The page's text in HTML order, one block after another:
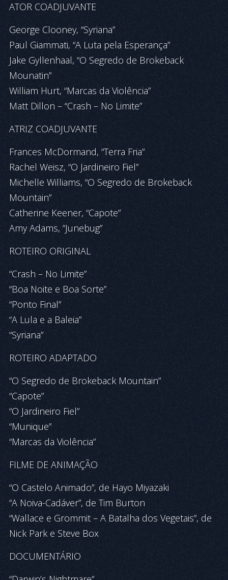
ATOR COADJUVANTE
George Clooney, “Syriana”
Paul Giammati, “A Luta pela Esperança”
Jake Gyllenhaal, “O Segredo de Brokeback
Mounatin”
William Hurt, “Marcas da Violência”
Matt Dillon – “Crash – No Limite”
ATRIZ COADJUVANTE
Frances McDormand, “Terra Fria”
Rachel Weisz, “O Jardineiro Fiel”
Michelle Williams, “O Segredo de Brokeback
Mountain”
Catherine Keener, “Capote”
Amy Adams, “Junebug”
ROTEIRO ORIGINAL
“Crash – No Limite”
“Boa Noite e Boa Sorte”
“Ponto Final”
“A Lula e a Baleia”
“Syriana”
ROTEIRO ADAPTADO
“O Segredo de Brokeback Mountain”
“Capote”
“O Jardineiro Fiel”
“Munique”
“Marcas da Violência”
FILME DE ANIMAÇÃO
“O Castelo Animado”, de Hayo Miyazaki
“A Noiva-Cadáver”, de Tim Burton
“Wallace e Grommit – A Batalha dos Vegetais”, de
Nick Park e Steve Box
DOCUMENTÁRIO